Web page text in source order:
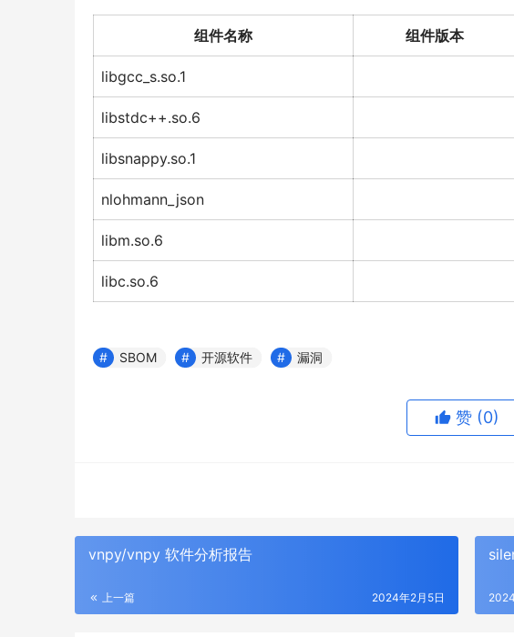
组件名称 组件版本
libgcc_s.so.1
libstdc++.so.6
libsnappy.so.1
nlohmann_json
libm.so.6
libc.so.6
SBOM 开源软件 漏洞
赞 (0)
vnpy/vnpy 软件分析报告
上一篇 2024年2月5日